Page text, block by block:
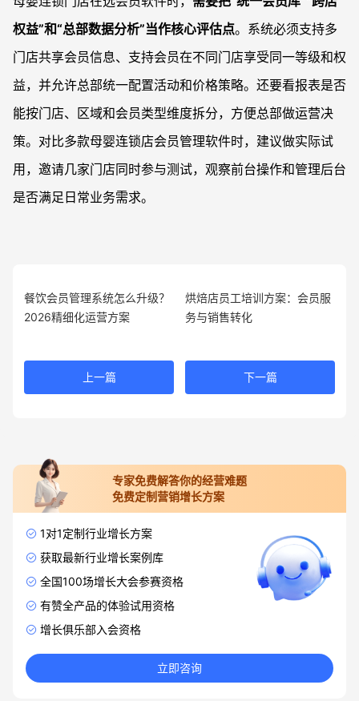
权益”和“总部数据分析”当作核心评估点。系统必须支持多
门店共享会员信息、支持会员在不同门店享受同一等级和权
益，并允许总部统一配置活动和价格策略。还要看报表是否
能按门店、区域和会员类型维度拆分，方便总部做运营决
策。对比多款母婴连锁店会员管理软件时，建议做实际试
用，邀请几家门店同时参与测试，观察前台操作和管理后台
是否满足日常业务需求。
餐饮会员管理系统怎么升级？
2026精细化运营方案
上一篇
烘焙店员工培训方案：会员服
务与销售转化
下一篇
专家免费解答你的经营难题
免费定制营销增长方案
1对1定制行业增长方案
获取最新行业增长案例库
全国100场增长大会参赛资格
有赞全产品的体验试用资格
增长俱乐部入会资格
立即咨询